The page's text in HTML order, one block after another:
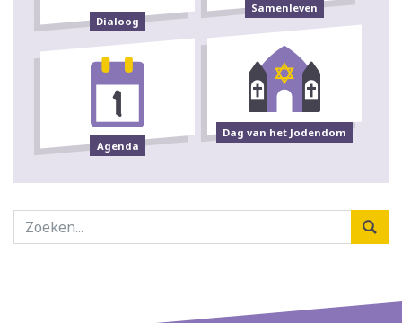
Dialoog
Samenleven
Agenda
Dag van het Jodendom